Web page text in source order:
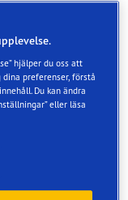
gummisorter,
Allt blandas i
hjälper du oss att
preferenser, förstå
Du kan ändra
eller läsa